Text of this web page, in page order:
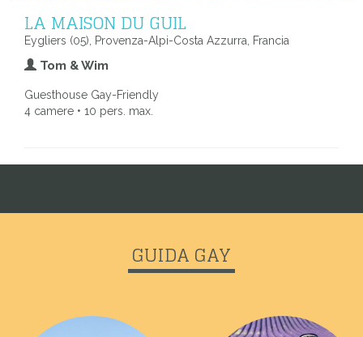
LA MAISON DU GUIL
Eygliers (05), Provenza-Alpi-Costa Azzurra, Francia
Tom & Wim
Guesthouse Gay-Friendly
4 camere • 10 pers. max.
GUIDA GAY